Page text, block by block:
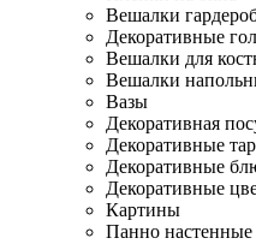
Вешалки
Декоративные
Вешалки для
Вешалки
Вазы
Декоративная
Декоративные
Декоративные
Декоративные
Картины
Панно настенные